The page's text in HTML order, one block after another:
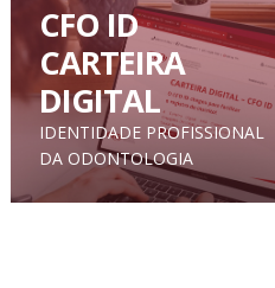
CFO ID
CARTEIRA
DIGITAL
IDENTIDADE PROFISSIONAL
DA ODONTOLOGIA